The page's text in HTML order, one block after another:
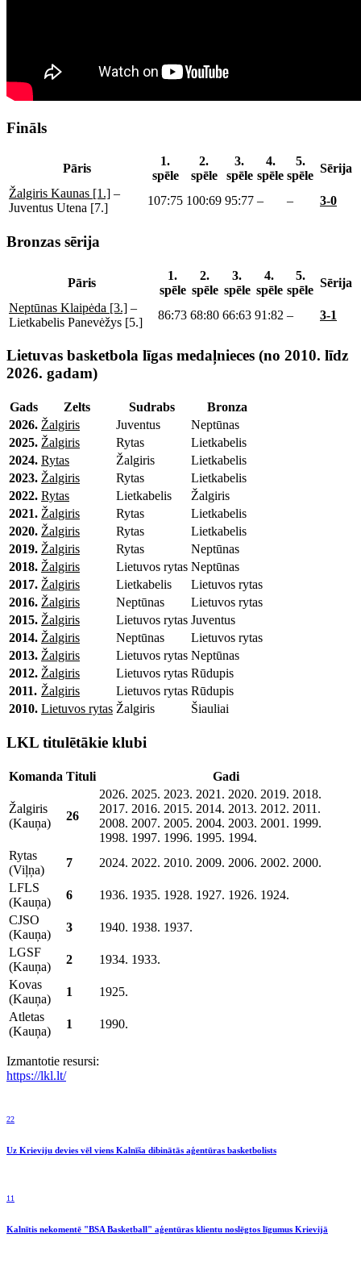
Fināls
Pāris
1.
spēle
2.
spēle
3.
spēle
4.
spēle
5.
spēle
Sērija
Žalgiris Kaunas [1.] –
Juventus Utena [7.]
107:75 100:69 95:77 – – 3-0
Bronzas sērija
Pāris
1.
spēle
2.
spēle
3.
spēle
4.
spēle
5.
spēle
Sērija
Neptūnas Klaipėda [3.] –
Lietkabelis Panevėžys [5.]
86:73 68:80 66:63 91:82 – 3-1
Lietuvas basketbola līgas medaļnieces (no 2010. līdz
2026. gadam)
Gads Zelts Sudrabs
Bronza
2026. Žalgiris Juventus
Neptūnas
2025. Žalgiris Rytas
Lietkabelis
2024. Rytas Žalgiris
Lietkabelis
2023. Žalgiris Rytas
Lietkabelis
2022. Rytas Lietkabelis
Žalgiris
2021. Žalgiris Rytas
Lietkabelis
2020. Žalgiris Rytas
Lietkabelis
2019. Žalgiris Rytas
Neptūnas
2018. Žalgiris Lietuvos rytas Neptūnas
2017. Žalgiris Lietkabelis
Lietuvos rytas
2016. Žalgiris Neptūnas
Lietuvos rytas
2015. Žalgiris Lietuvos rytas Juventus
2014. Žalgiris Neptūnas
Lietuvos rytas
2013. Žalgiris Lietuvos rytas Neptūnas
2012. Žalgiris Lietuvos rytas Rūdupis
2011. Žalgiris Lietuvos rytas Rūdupis
2010. Lietuvos rytas Žalgiris Šiauliai
LKL titulētākie klubi
Komanda Tituli Gadi
Žalgiris
(Kauņa)
26
2026. 2025. 2023. 2021. 2020. 2019. 2018.
2017. 2016. 2015. 2014. 2013. 2012. 2011.
2008. 2007. 2005. 2004. 2003. 2001. 1999.
1998. 1997. 1996. 1995. 1994.
Rytas
(Viļņa)
7
2024. 2022. 2010. 2009. 2006. 2002. 2000.
LFLS
(Kauņa)
6
1936. 1935. 1928. 1927. 1926. 1924.
CJSO
(Kauņa)
3
1940. 1938. 1937.
LGSF
(Kauņa)
2
1934. 1933.
Kovas
(Kauņa)
1
1925.
Atletas
(Kauņa)
1 1990.
Izmantotie resursi:
https://lkl.lt/
22
Uz Krieviju devies vēl viens Kalnīša dibinātās aģentūras basketbolists
11
Kalnītis nekomentē "BSA Basketball" aģentūras klientu noslēgtos līgumus Krievijā